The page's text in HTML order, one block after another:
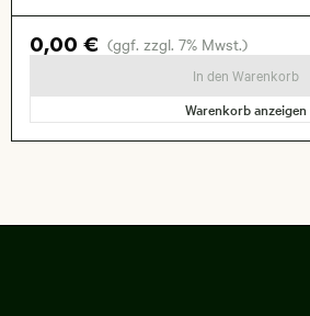
0,00 € (ggf. zzgl. 7% Mwst.)
In den Warenkorb
Warenkorb anzeigen